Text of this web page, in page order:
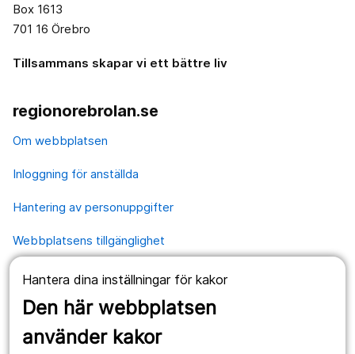
Hantera dina inställningar för kakor
Den här webbplatsen
använder kakor
Box 1613
701 16 Örebro
Tillsammans skapar vi ett bättre liv
regionorebrolan.se
Om webbplatsen
Inloggning för anställda
Hantering av personuppgifter
Webbplatsens tillgänglighet
Våra webbplatser
1177.se